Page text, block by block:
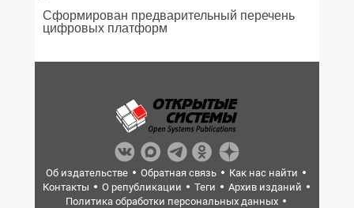
Сформирован предварительный перечень
цифровых платформ
Об издательстве Обратная связь
Как нас найти
Контакты
О републикации Теги
Архив изданий
Политика обработки персональных данных